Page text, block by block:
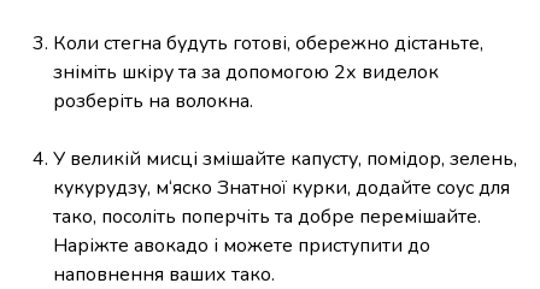
Коли стегна будуть готові, обережно дістаньте,
зніміть шкіру та за допомогою 2х виделок
розберіть на волокна.
У великій мисці змішайте капусту, помідор, зелень,
кукурудзу, м‘яско Знатної курки, додайте соус для
тако, посоліть поперчіть та добре перемішайте.
Наріжте авокадо і можете приступити до
наповнення ваших тако.